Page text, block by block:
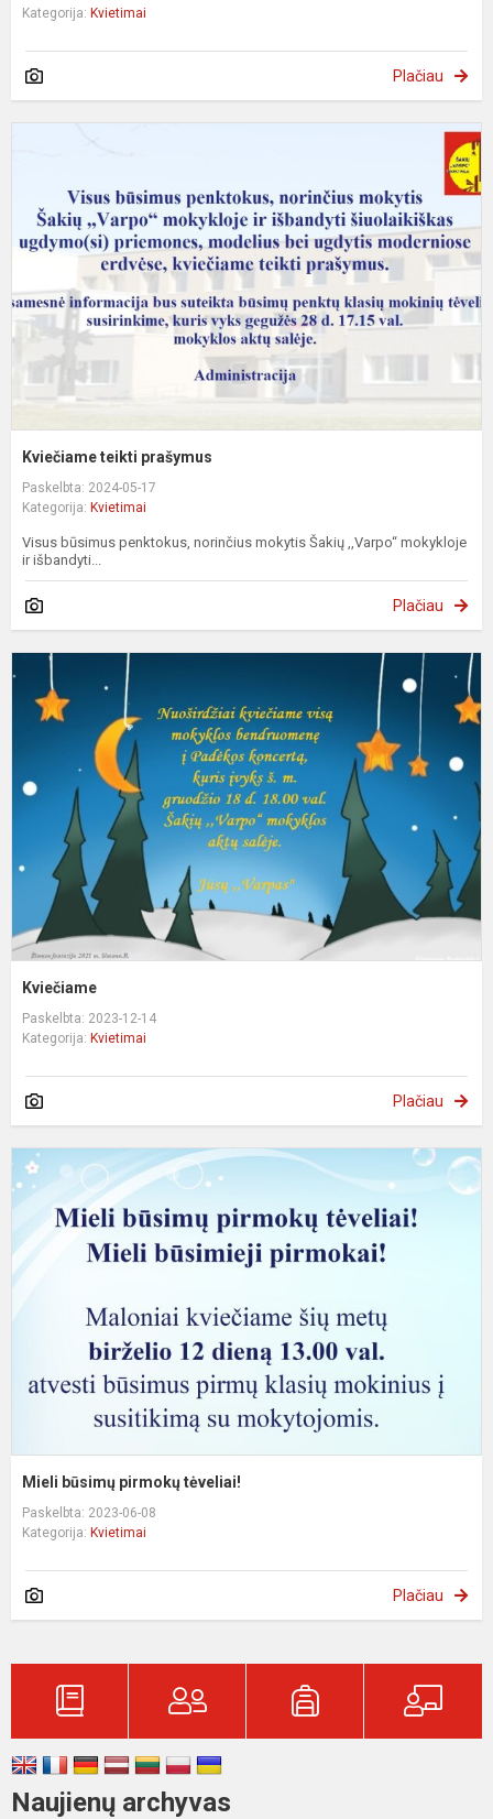
Kategorija: Kvietimai
Plačiau
Kviečiame teikti prašymus
Paskelbta: 2024-05-17
Kategorija: Kvietimai
Visus būsimus penktokus, norinčius mokytis Šakių ,,Varpo“ mokykloje
ir išbandyti...
Plačiau
Kviečiame
Paskelbta: 2023-12-14
Kategorija: Kvietimai
Plačiau
Mieli būsimų pirmokų tėveliai!
Paskelbta: 2023-06-08
Kategorija: Kvietimai
Plačiau
Naujienų archyvas